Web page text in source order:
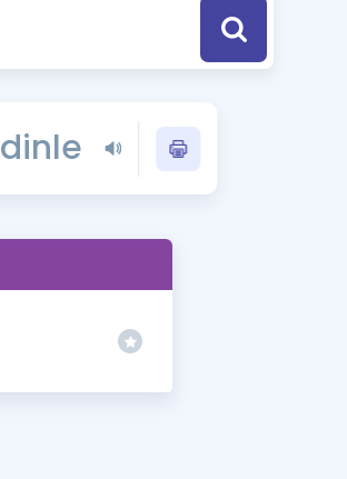
Eğitim ve Kitaplara Özel Fırsatlar
YDS - YÖKDİL Tüm Sınavlarla İlgili Haberler
İngilizce Gramer
İngilizce Gramer ve Konu Anlatımı